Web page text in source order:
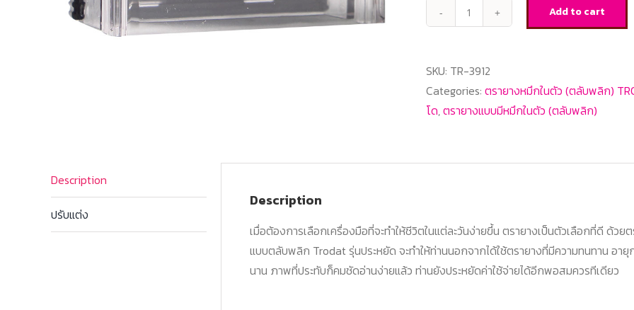
Trodat-
quantity
Add to cart
SKU: TR-3912
Categories: ตรายางหมึกในตัว (ตลับพลิก)
โด,ตรายางแบบมีหมึกในตัว (ตลับพลิก)
Description
ปรับแต่ง
Description
เมื่อต้องการเลือกเครื่องมือที่จะทำให้ชีวิตในแต่ละวันง่ายขึ้น ตรายางเป็นตัวเลือกที่ดี ด้วย
แบบตลับพลิก Trodat รุ่นประหยัด จะทำให้ท่านนอกจากได้ใช้ตรายางที่มีความทนทาน อายุ
นาน ภาพที่ประทับก็คมชัดอ่านง่ายแล้ว ท่านยังประหยัดค่าใช้จ่ายได้อีกพอสมควรทีเดียว